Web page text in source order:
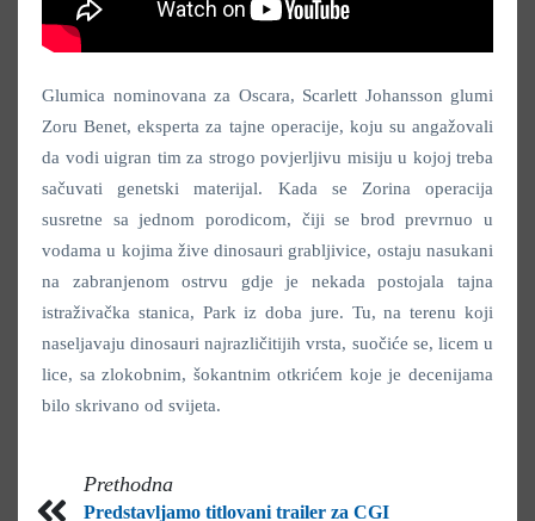
Glumica nominovana za Oscara, Scarlett Johansson glumi
Zoru Benet, eksperta za tajne operacije, koju su angažovali
da vodi uigran tim za strogo povjerljivu misiju u kojoj treba
sačuvati genetski materijal. Kada se Zorina operacija
susretne sa jednom porodicom, čiji se brod prevrnuo u
vodama u kojima žive dinosauri grabljivice, ostaju nasukani
na zabranjenom ostrvu gdje je nekada postojala tajna
istraživačka stanica, Park iz doba jure. Tu, na terenu koji
naseljavaju dinosauri najrazličitijih vrsta, suočiće se, licem u
lice, sa zlokobnim, šokantnim otkrićem koje je decenijama
bilo skrivano od svijeta.
Prethodna
Predstavljamo titlovani trailer za CGI